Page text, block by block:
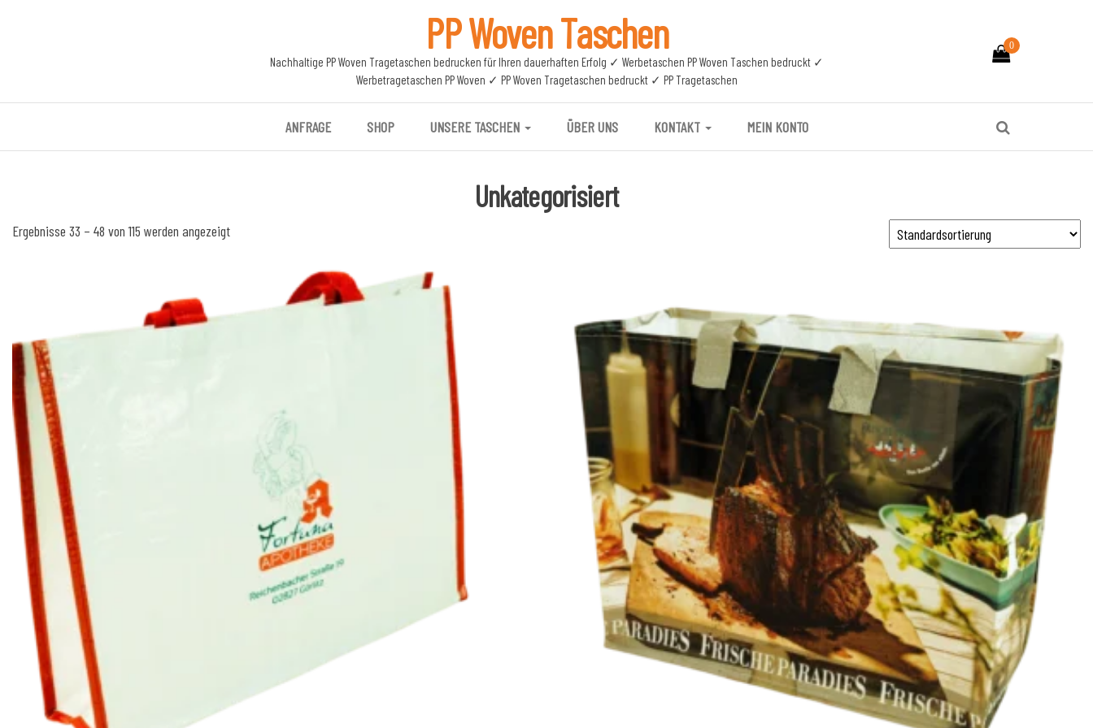
PP Woven Taschen
Nachhaltige PP Woven Tragetaschen bedrucken für Ihren dauerhaften Erfolg ✓ Werbetaschen PP Woven Taschen bedruckt ✓
Werbetragetaschen PP Woven ✓ PP Woven Tragetaschen bedruckt ✓ PP Tragetaschen
0
ANFRAGE SHOP UNSERE TASCHEN ÜBER UNS KONTAKT MEIN KONTO
Unkategorisiert
Ergebnisse 33 – 48 von 115 werden angezeigt